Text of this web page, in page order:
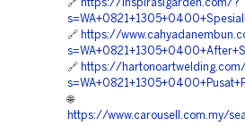
🔗 https://inspirasigarden.com/?
🔗 https://
🔗 https://
🌐
https://www.carousell.com.my/